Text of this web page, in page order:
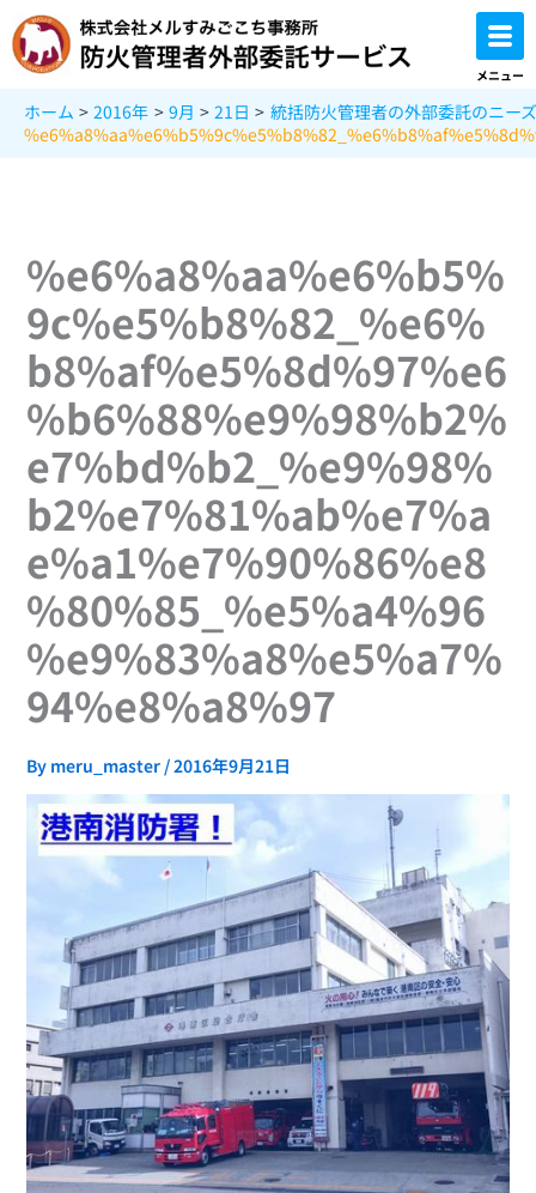
容
を
メニュー
ホーム 2016年 9月 21日
統括防火管理者の外部委託のニー
%e6%a8%aa%e6%b5%
9c%e5%b8%82_%e6%
b8%af%e5%8d%97%e6
%b6%88%e9%98%b2%
e7%bd%b2_%e9%98%
b2%e7%81%ab%e7%a
e%a1%e7%90%86%e8
%80%85_%e5%a4%96
%e9%83%a8%e5%a7%
94%e8%a8%97
By meru_master /2016年9月21日